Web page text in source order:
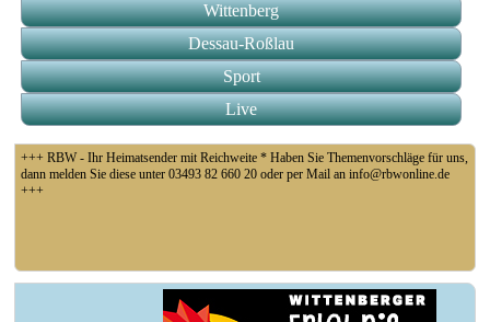
Wittenberg
Dessau-Roßlau
Sport
Live
+++ RBW - Ihr Heimatsender mit Reichweite * Haben Sie Themenvorschläge für uns,
dann melden Sie diese unter 03493 82 660 20 oder per Mail an info@rbwonline.de
+++
+++ Fußball Oberliga Süd 1. Spieltag: SG Union Sandersdorf - VfB 1921 Krieschow